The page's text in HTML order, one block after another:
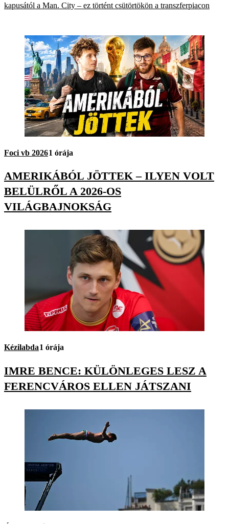
kapusától a Man. City – ez történt csütörtökön a transzferpiacon
Foci vb 20261 órája
AMERIKÁBÓL JÖTTEK – ILYEN VOLT
BELÜLRŐL A 2026-OS
VILÁGBAJNOKSÁG
Kézilabda1 órája
IMRE BENCE: KÜLÖNLEGES LESZ A
FERENCVÁROS ELLEN JÁTSZANI